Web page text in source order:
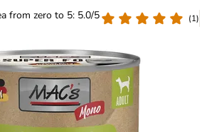
from zero to 5: 5.0/5
(1)